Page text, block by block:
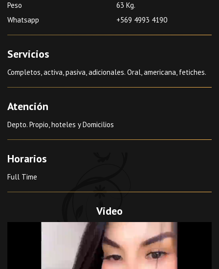
Peso
Whatsapp
63 Kg.
+569 4993 4190
Servicios
Completos, activa, pasiva, adicionales. Oral, americana, fetiches.
Atención
Depto. Propio, hoteles y Domicilios
Horarios
Full Time
Video